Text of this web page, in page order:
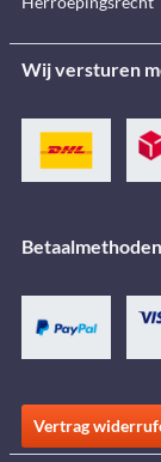
Wij versturen
Betaalmethoden
Vertrag